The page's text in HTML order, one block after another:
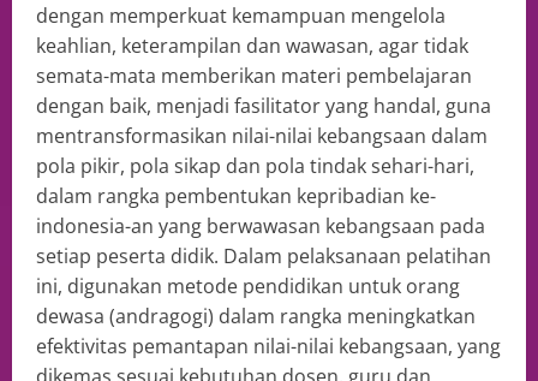
dengan memperkuat kemampuan mengelola
keahlian, keterampilan dan wawasan, agar tidak
semata-mata memberikan materi pembelajaran
dengan baik, menjadi fasilitator yang handal, guna
mentransformasikan nilai-nilai kebangsaan dalam
pola pikir, pola sikap dan pola tindak sehari-hari,
dalam rangka pembentukan kepribadian ke-
indonesia-an yang berwawasan kebangsaan pada
setiap peserta didik. Dalam pelaksanaan pelatihan
ini, digunakan metode pendidikan untuk orang
dewasa (andragogi) dalam rangka meningkatkan
efektivitas pemantapan nilai-nilai kebangsaan, yang